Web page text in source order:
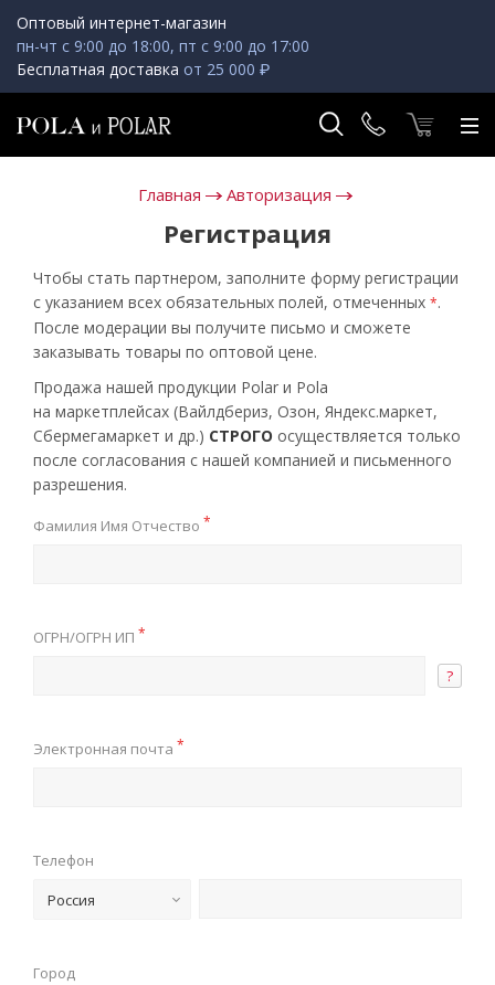
Оптовый интернет-магазин
пн-чт с 9:00 до 18:00, пт с 9:00 до 17:00
Бесплатная доставка от 25 000 ₽
Главная Авторизация
Регистрация
Чтобы стать партнером, заполните форму регистрации
с указанием всех обязательных полей, отмеченных *.
После модерации вы получите письмо и сможете
заказывать товары по оптовой цене.
Продажа нашей продукции Polar и Pola
на маркетплейсах (Вайлдбериз, Озон, Яндекс.маркет,
Сбермегамаркет и др.) СТРОГО осуществляется только
после согласования с нашей компанией и письменного
разрешения.
Фамилия Имя Отчество *
ОГРН/ОГРН ИП *
?
Электронная почта *
Телефон
Россия
Город